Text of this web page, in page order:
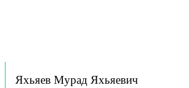
Яхьяев Мурад Яхьяевич